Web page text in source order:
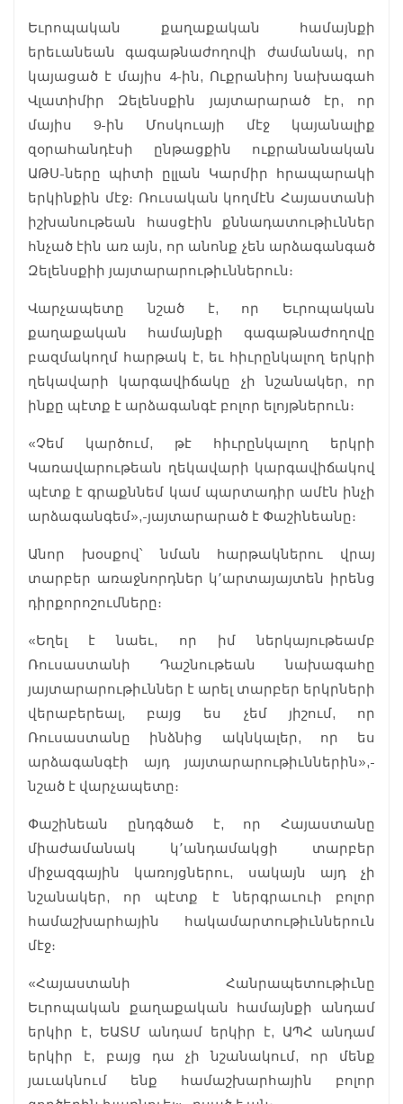
Եւրոպական քաղաքական համայնքի
երեւանեան գագաթնաժողովի ժամանակ, որ
կայացած է մայիս 4-ին, Ուքրանիոյ նախագահ
Վլատիմիր Զելենսքին յայտարարած էր, որ
մայիս 9-ին Մոսկուայի մէջ կայանալիք
զօրահանդէսի ընթացքին ուքրանանական
ԱԹՍ-ները պիտի ըլլան Կարմիր հրապարակի
երկինքին մէջ։ Ռուսական կողմէն Հայաստանի
իշխանութեան հասցէին քննադատութիւններ
հնչած էին առ այն, որ անոնք չեն արձագանգած
Զելենսքիի յայտարարութիւններուն։
Վարչապետը նշած է, որ Եւրոպական
քաղաքական համայնքի գագաթնաժողովը
բազմակողմ հարթակ է, եւ հիւրընկալող երկրի
ղեկավարի կարգավիճակը չի նշանակեր, որ
ինքը պէտք է արձագանգէ բոլոր ելոյթներուն։
«Չեմ կարծում, թէ հիւրընկալող երկրի
Կառավարութեան ղեկավարի կարգավիճակով
պէտք է գրաքննեմ կամ պարտադիր ամէն ինչի
արձագանգեմ»,-յայտարարած է Փաշինեանը։
Անոր խօսքով՝ նման հարթակներու վրայ
տարբեր առաջնորդներ կ՚արտայայտեն իրենց
դիրքորոշումները։
«Եղել է նաեւ, որ իմ ներկայութեամբ
Ռուսաստանի Դաշնութեան նախագահը
յայտարարութիւններ է արել տարբեր երկրների
վերաբերեալ, բայց ես չեմ յիշում, որ
Ռուսաստանը ինձնից ակնկալեր, որ ես
արձագանգէի այդ յայտարարութիւններին»,-
նշած է վարչապետը։
Փաշինեան ընդգծած է, որ Հայաստանը
միաժամանակ կ՚անդամակցի տարբեր
միջազգային կառոյցներու, սակայն այդ չի
նշանակեր, որ պէտք է ներգրաւուի բոլոր
համաշխարհային հակամարտութիւններուն
մէջ։
«Հայաստանի Հանրապետութիւնը
Եւրոպական քաղաքական համայնքի անդամ
երկիր է, ԵԱՏՄ անդամ երկիր է, ԱՊՀ անդամ
երկիր է, բայց դա չի նշանակում, որ մենք
յաւակնում ենք համաշխարհային բոլոր